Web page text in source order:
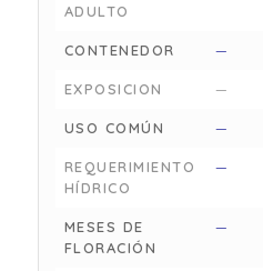
ADULTO
CONTENEDOR —
EXPOSICION —
USO COMÚN —
REQUERIMIENTO
HÍDRICO
—
MESES DE
FLORACIÓN
—